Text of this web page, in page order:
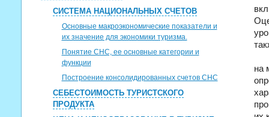
СИСТЕМА НАЦИОНАЛЬНЫХ СЧЕТОВ
Основные макроэкономические показатели и
их значение для экономики туризма.
Понятие СНС, ее основные категории и
функции
Построение консолидированных счетов СНС
СЕБЕСТОИМОСТЬ ТУРИСТСКОГО
ПРОДУКТА
на